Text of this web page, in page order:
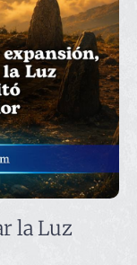
la Luz